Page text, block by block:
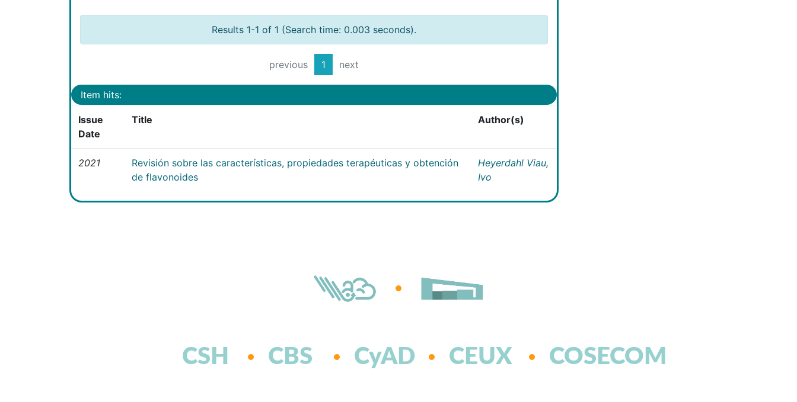
Results 1-1 of 1 (Search time: 0.003 seconds).
previous 1 next
Item hits:
Issue
Date
Title Author(s)
2021
Revisión sobre las características, propiedades terapéuticas y obtención
de flavonoides
Heyerdahl Viau,
Ivo
CSH CBS CyAD CEUX COSECOM